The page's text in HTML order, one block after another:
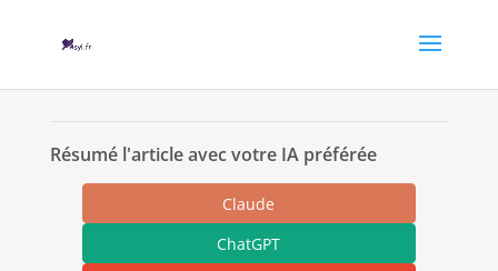
Résumé l'article avec votre IA préférée
Claude
ChatGPT